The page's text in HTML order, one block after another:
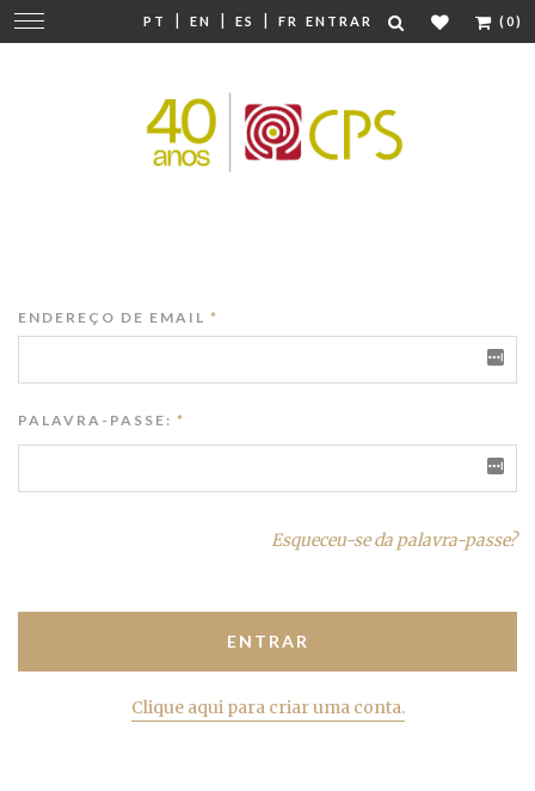
PT | EN | ES | FR ENTRAR (0)
Mudar
navegação
ENDEREÇO DE EMAIL *
PALAVRA-PASSE: *
Esqueceu-se da palavra-passe?
Clique aqui para criar uma conta.